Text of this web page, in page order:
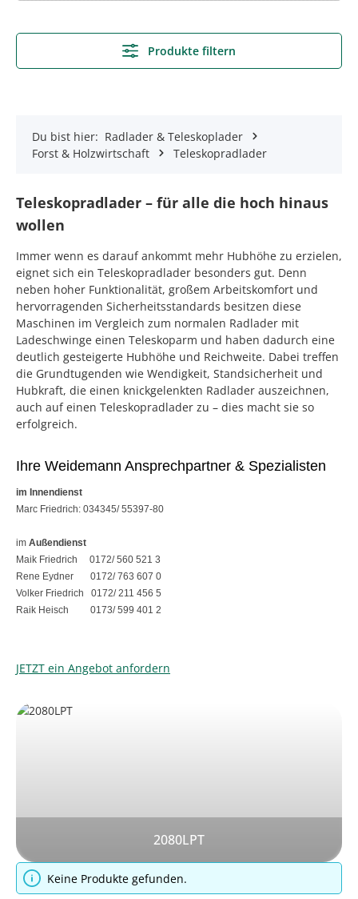
Produkte filtern
Du bist hier: Radlader & Teleskoplader
Forst & Holzwirtschaft
Teleskopradlader
Teleskopradlader – für alle die hoch hinaus
wollen
Immer wenn es darauf ankommt mehr Hubhöhe zu erzielen,
eignet sich ein Teleskopradlader besonders gut. Denn
neben hoher Funktionalität, großem Arbeitskomfort und
hervorragenden Sicherheitsstandards besitzen diese
Maschinen im Vergleich zum normalen Radlader mit
Ladeschwinge einen Teleskoparm und haben dadurch eine
deutlich gesteigerte Hubhöhe und Reichweite. Dabei treffen
die Grundtugenden wie Wendigkeit, Standsicherheit und
Hubkraft, die einen knickgelenkten Radlader auszeichnen,
auch auf einen Teleskopradlader zu – dies macht sie so
erfolgreich.
Ihre Weidemann Ansprechpartner & Spezialisten
im Innendienst
Marc Friedrich: 034345/ 55397-80
im Außendienst
Maik Friedrich 0172/ 560 521 3
Rene Eydner 0172/ 763 607 0
Volker Friedrich 0172/ 211 456 5
Raik Heisch 0173/ 599 401 2
JETZT ein Angebot anfordern
Kategoriegalerie überspringen
2080LPT
Keine Produkte gefunden.